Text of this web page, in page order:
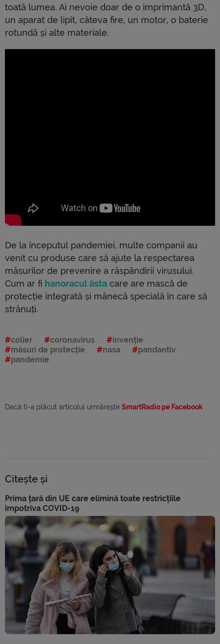
toată lumea. Ai nevoie doar de o imprimantă 3D,
un aparat de lipit, câteva fire, un motor, o baterie
rotundă și alte materiale.
De la începutul pandemiei, multe companii au
venit cu produse care să ajute la respectarea
măsurilor de prevenire a răspândirii virusului.
Cum ar fi hanoracul ăsta care are mască de
protecție integrată și mânecă specială în care să
strănuți.
colier coronavirus
invenție
măsuri de protecție
nasa
pandantiv
pandemie
Dacă ti-a plăcut articolul urmărește SmartRadio pe Facebook
Citește și
Prima țară din UE care elimină toate restricțiile
împotriva COVID-19